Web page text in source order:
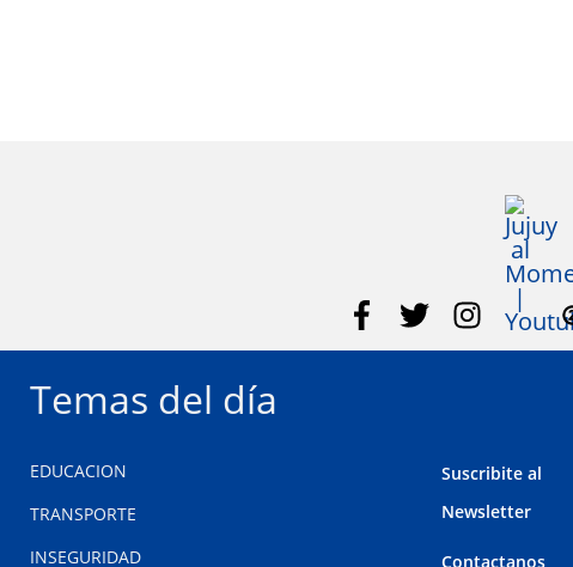
Temas del día
EDUCACION
TRANSPORTE
INSEGURIDAD
Suscribite al
Newsletter
Contactanos